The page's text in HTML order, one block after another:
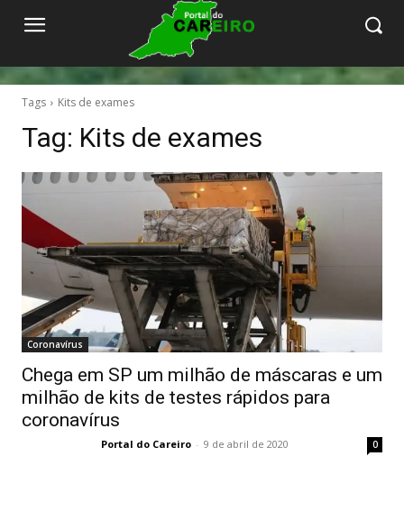
Tags Kits de exames
Tag: Kits de exames
Coronavírus
Chega em SP um milhão de máscaras e um
milhão de kits de testes rápidos para
coronavírus
Portal do Careiro - 9 de abril de 2020 0